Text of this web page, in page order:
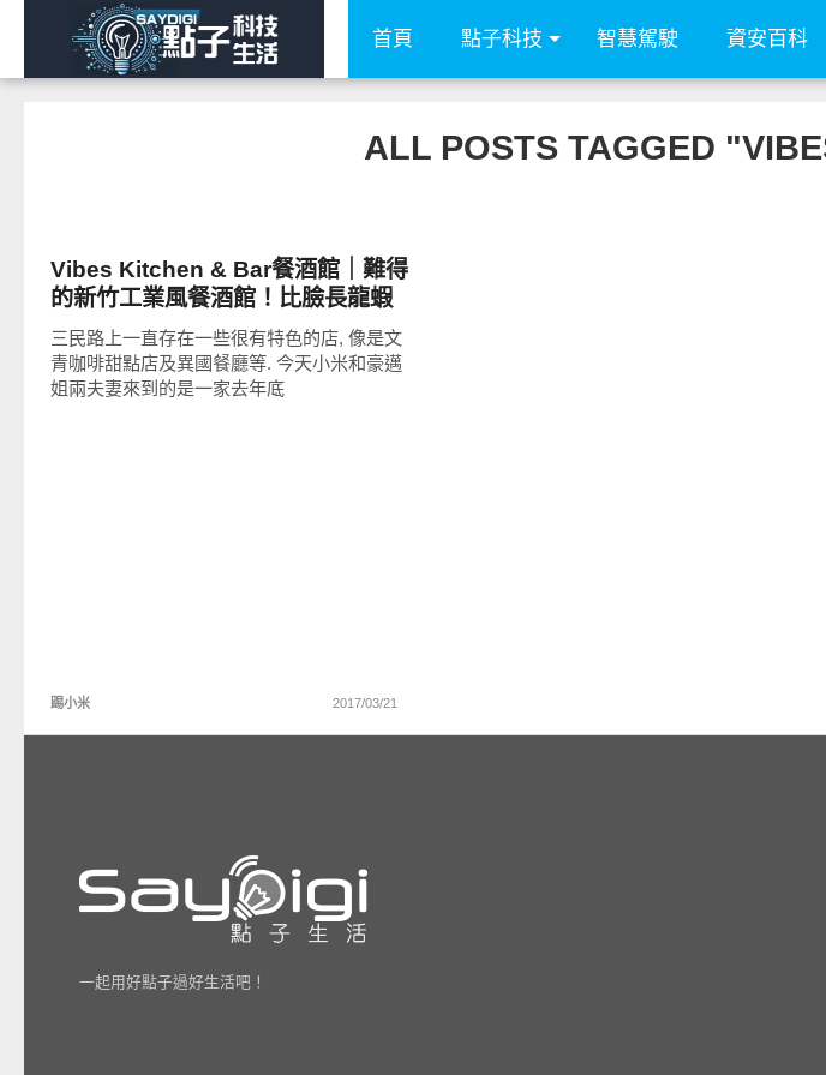
首頁 點子科技 智慧駕駛 資安百科
ALL POSTS TAGGED
Vibes Kitchen & Bar餐酒館｜難得
的新竹工業風餐酒館！比臉長龍蝦
義大利麵、干邑燒羊排、無骨牛小
排都好強大
三民路上一直存在一些很有特色的店, 像是文
青咖啡甜點店及異國餐廳等. 今天小米和豪邁
姐兩夫妻來到的是一家去年底
踢小米 2017/03/21
一起用好點子過好生活吧！